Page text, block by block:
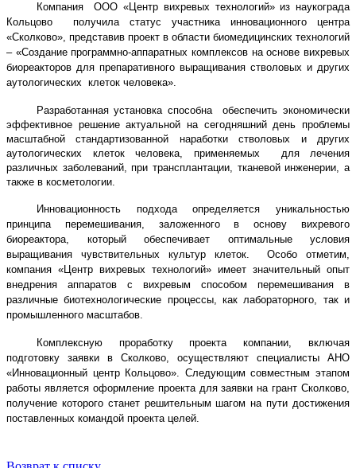
Компания ООО «Центр вихревых технологий» из наукограда
Кольцово получила статус участника инновационного центра
«Сколково», представив проект в области биомедицинских технологий
– «Создание программно-аппаратных комплексов на основе вихревых
биореакторов для препаративного выращивания стволовых и других
аутологических клеток человека».
Разработанная установка способна обеспечить экономически
эффективное решение актуальной на сегодняшний день проблемы
масштабной стандартизованной наработки стволовых и других
аутологических клеток человека, применяемых для лечения
различных заболеваний, при трансплантации, тканевой инженерии, а
также в косметологии.
Инновационность подхода определяется уникальностью
принципа перемешивания, заложенного в основу вихревого
биореактора, который обеспечивает оптимальные условия
выращивания чувствительных культур клеток. Особо отметим,
компания «Центр вихревых технологий» имеет значительный опыт
внедрения аппаратов с вихревым способом перемешивания в
различные биотехнологические процессы, как лабораторного, так и
промышленного масштабов.
Комплексную проработку проекта компании, включая
подготовку заявки в Сколково, осуществляют специалисты АНО
«Инновационный центр Кольцово». Следующим совместным этапом
работы является оформление проекта для заявки на грант Сколково,
получение которого станет решительным шагом на пути достижения
поставленных командой проекта целей.